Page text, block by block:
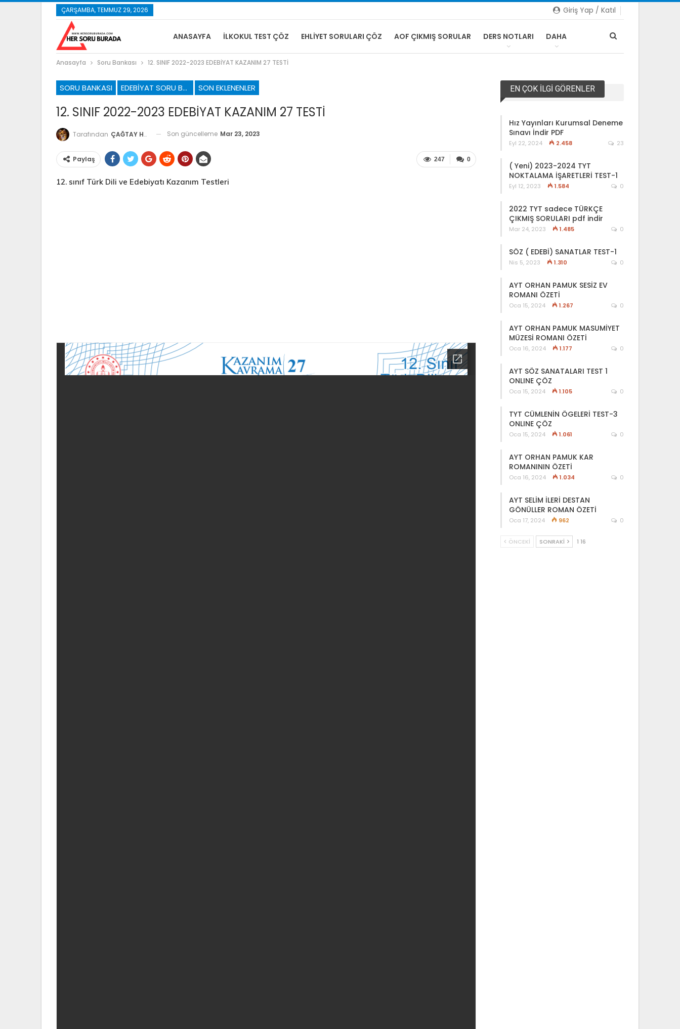
Giriş Yap / Katıl
ÇARŞAMBA, TEMMUZ 29, 2026
ANASAYFA İLKOKUL TEST ÇÖZ EHLIYET SORULARI ÇÖZ AOF ÇIKMIŞ SORULAR DERS NOTLARI DAHA
Anasayfa Soru Bankası 12. SINIF 2022-2023 EDEBİYAT KAZANIM 27 TESTİ
SORU BANKASI EDEBIYAT SORU BANKASI SON EKLENENLER
12. SINIF 2022-2023 EDEBİYAT KAZANIM 27 TESTİ
Tarafından ÇAĞTAY HOCA Son güncelleme Mar 23, 2023
0
247
Paylaş
12. sınıf Türk Dili ve Edebiyatı Kazanım Testleri
EN ÇOK İLGI GÖRENLER
Hız Yayınları Kurumsal Deneme
Sınavı İndir PDF
Eyl 22, 2024 2.458 23
( Yeni) 2023-2024 TYT
NOKTALAMA İŞARETLERİ TEST-1
Eyl 12, 2023 1.584 0
2022 TYT sadece TÜRKÇE
ÇIKMIŞ SORULARI pdf indir
Mar 24, 2023 1.485 0
SÖZ ( EDEBİ) SANATLAR TEST-1
Nis 5, 2023 1.310 0
AYT ORHAN PAMUK SESİZ EV
ROMANI ÖZETİ
Oca 15, 2024 1.267 0
AYT ORHAN PAMUK MASUMİYET
MÜZESİ ROMANI ÖZETİ
Oca 16, 2024 1.177 0
AYT SÖZ SANATALARI TEST 1
ONLINE ÇÖZ
Oca 15, 2024 1.105 0
TYT CÜMLENİN ÖGELERİ TEST-3
ONLINE ÇÖZ
Oca 15, 2024 1.061 0
AYT ORHAN PAMUK KAR
ROMANININ ÖZETİ
Oca 16, 2024 1.034 0
AYT SELİM İLERİ DESTAN
GÖNÜLLER ROMAN ÖZETİ
Oca 17, 2024 962 0
ÖNCEKI SONRAKI 1 16